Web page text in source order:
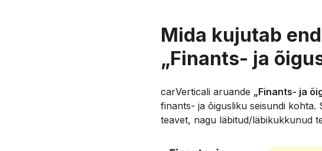
Mida kujutab
„Finants- ja
carVerticali aruande „Finants- ja
finants- ja õigusliku seisundi kohta.
teavet, nagu läbitud/läbikukkunud